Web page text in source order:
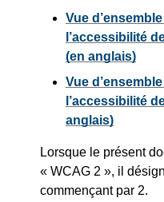
Vue
l’accessibilité
(en anglais)
Vue
l’accessibilité
anglais)
Lorsque le présent
« WCAG 2 », il
commençant par 2.